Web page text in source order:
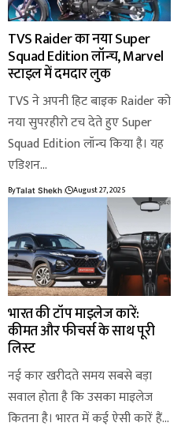
TVS Raider का नया Super
Squad Edition लॉन्च, Marvel
स्टाइल में दमदार लुक
TVS ने अपनी हिट बाइक Raider को
नया सुपरहीरो टच देते हुए Super
Squad Edition लॉन्च किया है। यह
एडिशन…
ByTalat Shekh August 27, 2025
भारत की टॉप माइलेज कारें:
कीमत और फीचर्स के साथ पूरी
लिस्ट
नई कार खरीदते समय सबसे बड़ा
सवाल होता है कि उसका माइलेज
कितना है। भारत में कई ऐसी कारें हैं…